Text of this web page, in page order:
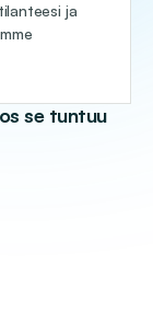
ja
se tuntuu